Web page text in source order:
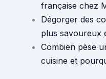
française chez
Dégorger des
plus savoureux
Combien pèse
cuisine et